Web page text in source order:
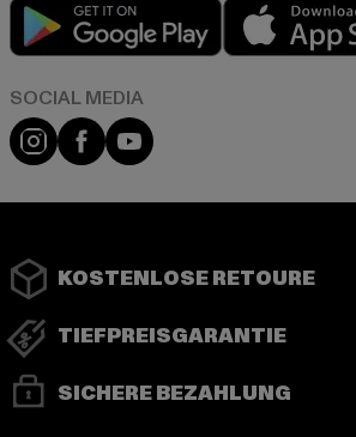
Play market
Instagram
FacebookYouTube
KOSTENLOSE RETOURE
TIEFPREISGARANTIE
SICHERE BEZAHLUNG